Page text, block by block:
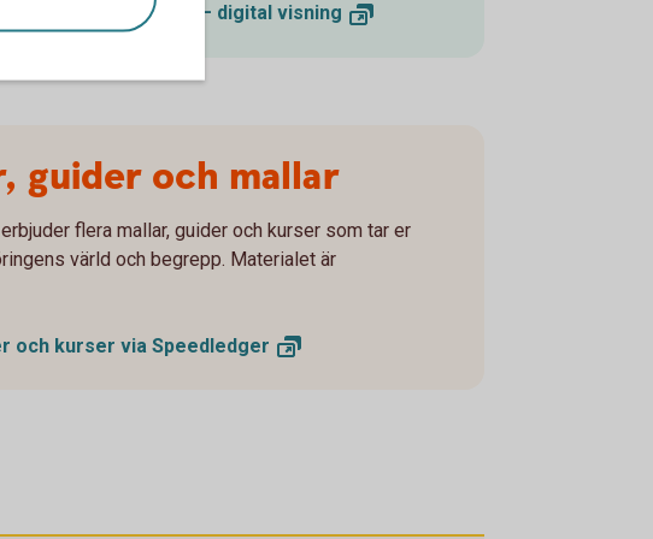
bokföring – digitalvisning
guider och mallar
flera mallar, guider och kurser som tar er
värld och begrepp. Materialet är
och kurser via Speedledger